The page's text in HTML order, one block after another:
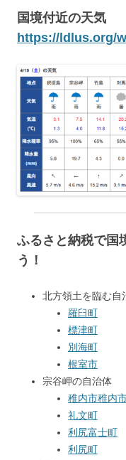
国境付近の天気
https://ldlus.org/
ふるさと納税で国
う！
北方領土を臨む自
羅臼町
標津町
別海町
根室市
宗谷岬の自治体
稚内市稚内
礼文町
利尻富士町
利尻町